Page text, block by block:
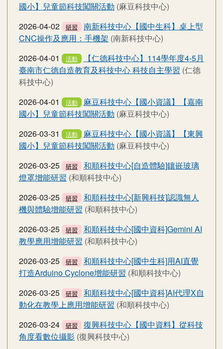
國小】兒童節科技闖關活動 (麻豆科技中心)
2026-04-02
研習
南新科技中心【國中生科】桌上型
CNC操作及應用：手機架 (南新科技中心)
2026-04-01
活動
【仁德科技中心】114學年度4-5月
臺南市仁德自造教育及科技中心 科技自主學習 (仁德
科技中心)
2026-04-01
活動
麻豆科技中心【國小資議】【嘉南
國小】兒童節科技闖關活動 (麻豆科技中心)
2026-03-31
活動
麻豆科技中心【國小資議】【東興
國小】兒童節科技闖關活動 (麻豆科技中心)
2026-03-25
研習
和順科技中心[自造體驗]鑲嵌玻璃
燈罩增能研習 (和順科技中心)
2026-03-25
研習
和順科技中心[新興科技]認識無人
機與體驗增能研習 (和順科技中心)
2026-03-25
研習
和順科技中心[國中資科]Gemini AI
教學應用增能研習 (和順科技中心)
2026-03-25
研習
和順科技中心[國中生科]用AI直覺
打造Arduino Cyclone增能研習 (和順科技中心)
2026-03-25
研習
和順科技中心[國中資科]AI代理X自
動化在教學上應用增能研習 (和順科技中心)
2026-03-24
研習
復興科技中心【國中資料】從科技
角度看數位攝影 (復興科技中心)